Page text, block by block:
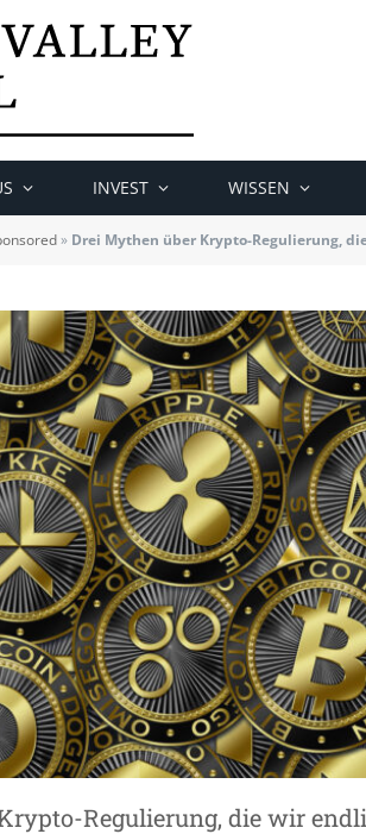
INVEST WISSEN
» Drei Mythen über Krypto-Regulierung,
Regulierung, die wir